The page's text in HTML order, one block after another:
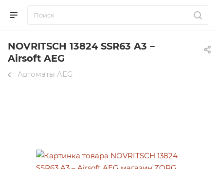
NOVRITSCH 13824 SSR63 A3 –
Airsoft AEG
Автоматы AEG